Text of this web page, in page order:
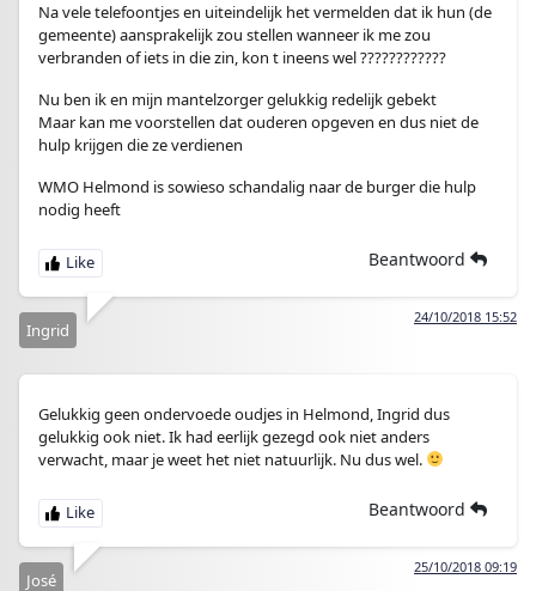
Na vele telefoontjes en uiteindelijk het vermelden dat ik hun (de
gemeente) aansprakelijk zou stellen wanneer ik me zou
verbranden of iets in die zin, kon t ineens wel ????????????
Nu ben ik en mijn mantelzorger gelukkig redelijk gebekt
Maar kan me voorstellen dat ouderen opgeven en dus niet de
hulp krijgen die ze verdienen
WMO Helmond is sowieso schandalig naar de burger die hulp
nodig heeft
Beantwoord
24/10/2018 15:52
Ingrid
Gelukkig geen ondervoede oudjes in Helmond, Ingrid dus
gelukkig ook niet. Ik had eerlijk gezegd ook niet anders
verwacht, maar je weet het niet natuurlijk. Nu dus wel.
Beantwoord
25/10/2018 09:19
José